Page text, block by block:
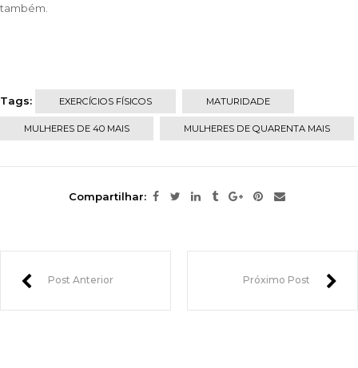
também.
Tags: EXERCÍCIOS FÍSICOS MATURIDADE
MULHERES DE 40 MAIS MULHERES DE QUARENTA MAIS
Compartilhar:
Post Anterior Próximo Post